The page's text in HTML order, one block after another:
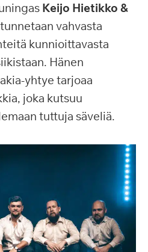
Keijo Hietikko &
vahvasta
kunnioittavasta
Hänen
yhtye tarjoaa
joka kutsuu
tuttuja säveliä.